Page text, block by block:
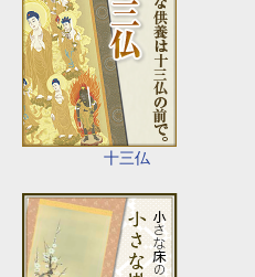
十三仏